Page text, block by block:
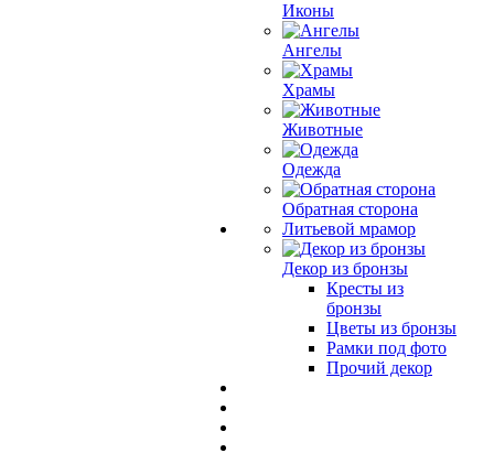
Иконы
Ангелы
Храмы
Животные
Одежда
Обратная сторона
Литьевой мрамор
Декор из бронзы
Кресты из
бронзы
Цветы из бронзы
Рамки под фото
Прочий декор